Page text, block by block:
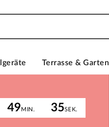
Terrasse & Garten
49MIN. 35SEK.